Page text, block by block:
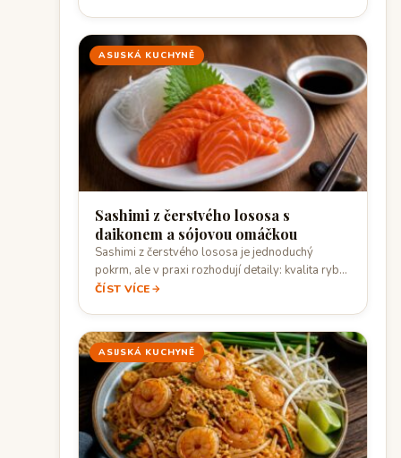
ASIJSKÁ KUCHYNĚ
Sashimi z čerstvého lososa s
daikonem a sójovou omáčkou
Sashimi z čerstvého lososa je jednoduchý
pokrm, ale v praxi rozhodují detaily: kvalita ryby,
…
ČÍST VÍCE
ASIJSKÁ KUCHYNĚ